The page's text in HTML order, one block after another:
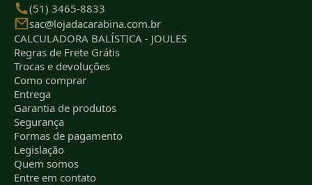
(51) 3465-8833
sac@lojadacarabina.com.br
CALCULADORA BALÍSTICA - JOULES
Regras de Frete Grátis
Trocas e devoluções
Como comprar
Entrega
Garantia de produtos
Segurança
Formas de pagamento
Legislação
Quem somos
Entre em contato